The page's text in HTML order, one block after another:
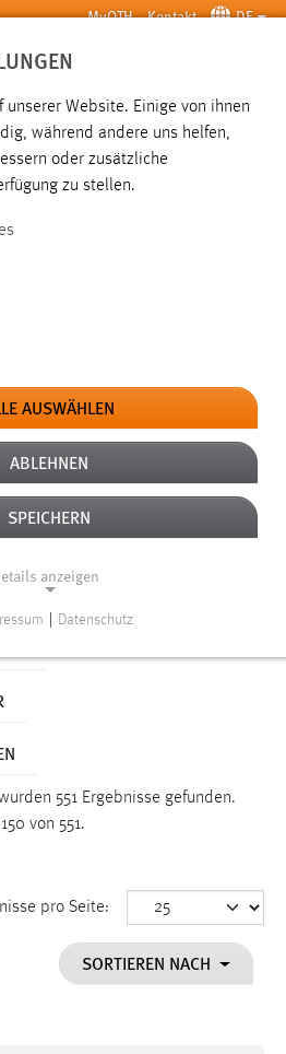
MyOTH Kontakt DE
SUCHE
BEWERBEN
551 Ergebnisse gefunden.
von 551.
pro Seite:
SORTIEREN NACH
unserer Website. Einige von ihnen
während andere uns helfen,
oder zusätzliche
zu stellen.
AUSWÄHLEN
ABLEHNEN
SPEICHERN
anzeigen
die einwandfreie Funktion der
die ausgewählten Einverständnis-
Datenschutz